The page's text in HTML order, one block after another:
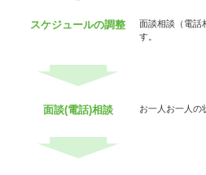
スケジュールの調整
面談相談（電話
す。
面談(電話)相談 お一人お一人の